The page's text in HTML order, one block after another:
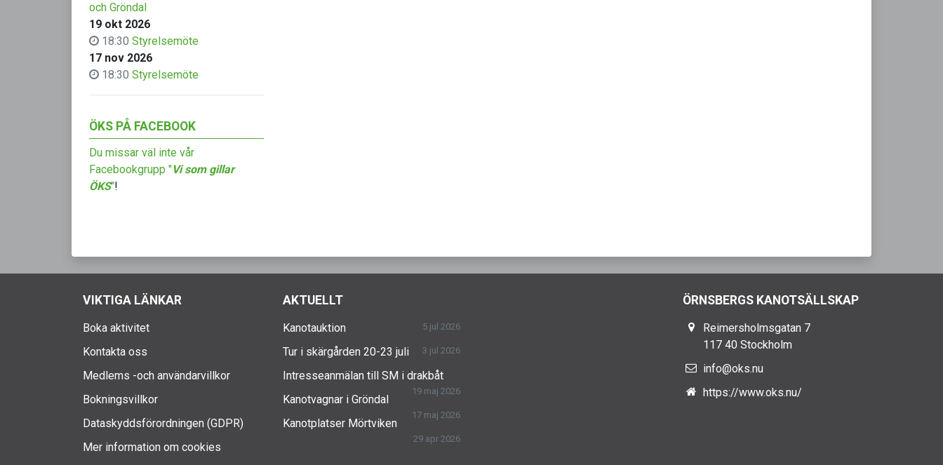
och Gröndal
19 okt 2026
18:30 Styrelsemöte
17 nov 2026
18:30 Styrelsemöte
ÖKS PÅ FACEBOOK
Du missar väl inte vår
Facebookgrupp "Vi som gillar
ÖKS"!
VIKTIGA LÄNKAR
Boka aktivitet
Kontakta oss
Medlems -och användarvillkor
Bokningsvillkor
Dataskyddsförordningen (GDPR)
Mer information om cookies
AKTUELLT
Kanotauktion 5 jul 2026
Tur i skärgården 20-23 juli 3 jul 2026
Intresseanmälan till SM i drakbåt
19 maj 2026
Kanotvagnar i Gröndal
17 maj 2026
Kanotplatser Mörtviken
29 apr 2026
ÖRNSBERGS KANOTSÄLLSKAP
Reimersholmsgatan 7
117 40 Stockholm
info@oks.nu
https://www.oks.nu/